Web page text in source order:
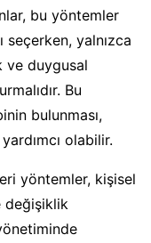
bu yöntemler
seçerken, yalnızca
ve duygusal
Bu
bulunması,
olabilir.
yöntemler, kişisel
değişiklik